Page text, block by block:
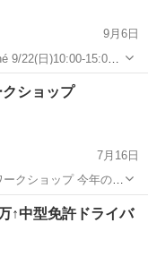
9月6日
んな...
ショップ
7月16日
ップ 今年の夏
では、親子で参加で
↑中型免許ドライバ